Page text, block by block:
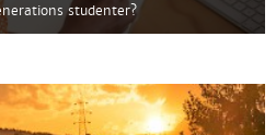
studenter?